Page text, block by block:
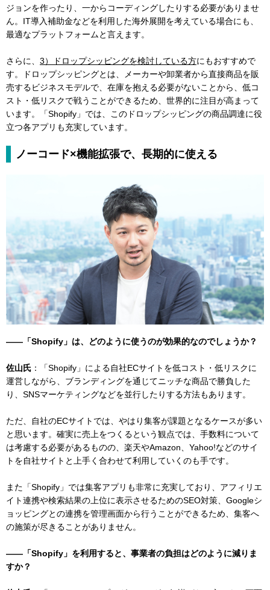
ジョンを作ったり、一からコーディングしたりする必要がありませ
ん。IT導入補助金などを利用した海外展開を考えている場合にも、
最適なプラットフォームと言えます。
さらに、 3）ドロップシッピングを検討している方にもおすすめで
す。ドロップシッピングとは、メーカーや卸業者から直接商品を販
売するビジネスモデルで、在庫を抱える必要がないことから、低コ
スト・低リスクで戦うことができるため、世界的に注目が高まって
います。「Shopify」では、このドロップシッピングの商品調達に役
立つ各アプリも充実しています。
ノーコード×機能拡張で、長期的に使える
——「Shopify」は、どのように使うのが効果的なのでしょうか？
佐山氏 ：「Shopify」による自社ECサイトを低コスト・低リスクに
運営しながら、ブランディングを通じてニッチな商品で勝負した
り、SNSマーケティングなどを並行したりする方法もあります。
ただ、自社のECサイトでは、やはり集客が課題となるケースが多い
と思います。確実に売上をつくるという観点では、手数料について
は考慮する必要があるものの、楽天やAmazon、Yahoo!などのサイ
トを自社サイトと上手く合わせて利用していくのも手です。
また「Shopify」では集客アプリも非常に充実しており、アフィリエ
イト連携や検索結果の上位に表示させるためのSEO対策、Googleシ
ョッピングとの連携を管理画面から行うことができるため、集客へ
の施策が尽きることがありません。
——「Shopify」を利用すると、事業者の負担はどのように減りま
すか？